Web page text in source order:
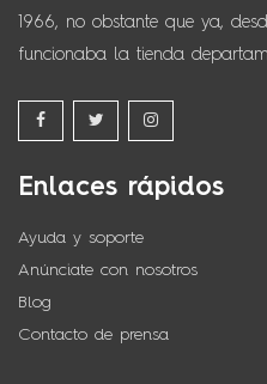
1966, no obstante que ya,
funcionaba la tienda
Enlaces rápidos
Ayuda y soporte
Anúnciate con nosotros
Blog
Contacto de prensa